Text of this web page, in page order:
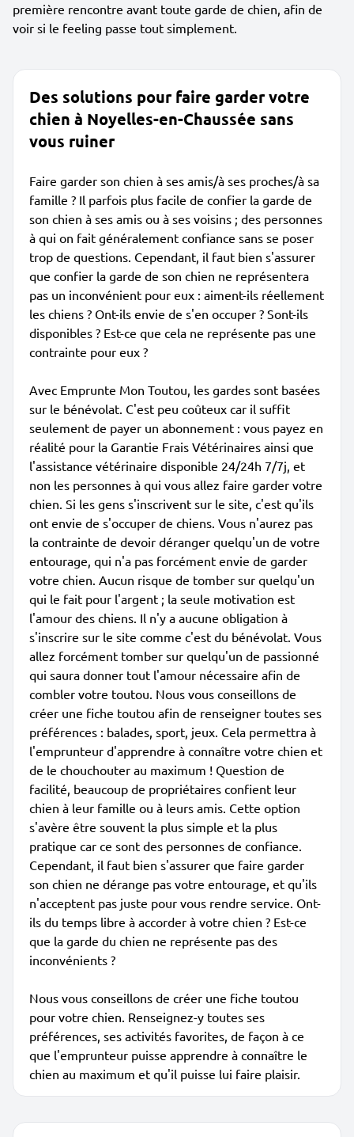
première rencontre avant toute garde de chien, afin de
voir si le feeling passe tout simplement.
Des solutions pour faire garder votre
chien à Noyelles-en-Chaussée sans
vous ruiner
Faire garder son chien à ses amis/à ses proches/à sa
famille ? Il parfois plus facile de confier la garde de
son chien à ses amis ou à ses voisins ; des personnes
à qui on fait généralement confiance sans se poser
trop de questions. Cependant, il faut bien s'assurer
que confier la garde de son chien ne représentera
pas un inconvénient pour eux : aiment-ils réellement
les chiens ? Ont-ils envie de s'en occuper ? Sont-ils
disponibles ? Est-ce que cela ne représente pas une
contrainte pour eux ?
Avec Emprunte Mon Toutou, les gardes sont basées
sur le bénévolat. C'est peu coûteux car il suffit
seulement de payer un abonnement : vous payez en
réalité pour la Garantie Frais Vétérinaires ainsi que
l'assistance vétérinaire disponible 24/24h 7/7j, et
non les personnes à qui vous allez faire garder votre
chien. Si les gens s'inscrivent sur le site, c'est qu'ils
ont envie de s'occuper de chiens. Vous n'aurez pas
la contrainte de devoir déranger quelqu'un de votre
entourage, qui n'a pas forcément envie de garder
votre chien. Aucun risque de tomber sur quelqu'un
qui le fait pour l'argent ; la seule motivation est
l'amour des chiens. Il n'y a aucune obligation à
s'inscrire sur le site comme c'est du bénévolat. Vous
allez forcément tomber sur quelqu'un de passionné
qui saura donner tout l'amour nécessaire afin de
combler votre toutou. Nous vous conseillons de
créer une fiche toutou afin de renseigner toutes ses
préférences : balades, sport, jeux. Cela permettra à
l'emprunteur d'apprendre à connaître votre chien et
de le chouchouter au maximum ! Question de
facilité, beaucoup de propriétaires confient leur
chien à leur famille ou à leurs amis. Cette option
s'avère être souvent la plus simple et la plus
pratique car ce sont des personnes de confiance.
Cependant, il faut bien s'assurer que faire garder
son chien ne dérange pas votre entourage, et qu'ils
n'acceptent pas juste pour vous rendre service. Ont-
ils du temps libre à accorder à votre chien ? Est-ce
que la garde du chien ne représente pas des
inconvénients ?
Nous vous conseillons de créer une fiche toutou
pour votre chien. Renseignez-y toutes ses
préférences, ses activités favorites, de façon à ce
que l'emprunteur puisse apprendre à connaître le
chien au maximum et qu'il puisse lui faire plaisir.